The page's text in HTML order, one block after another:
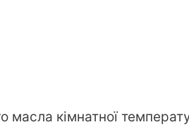
масла кімнатної